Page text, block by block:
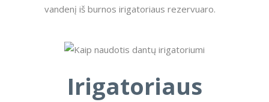
vandenį iš burnos irigatoriaus rezervuaro.
Irigatoriaus